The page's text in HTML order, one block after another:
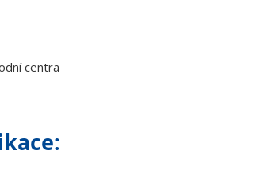
centra